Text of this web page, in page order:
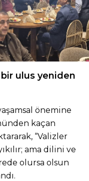
ulus yeniden
önemine
kaçan
“Valizler
ama dilini ve
olursa olsun